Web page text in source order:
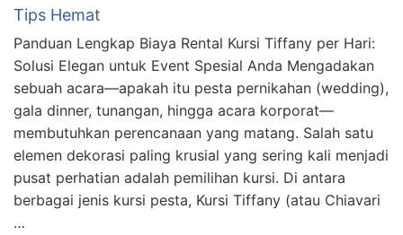
Tips Hemat
Panduan Lengkap Biaya Rental Kursi Tiffany per Hari:
Solusi Elegan untuk Event Spesial Anda Mengadakan
sebuah acara—apakah itu pesta pernikahan (wedding),
gala dinner, tunangan, hingga acara korporat—
membutuhkan perencanaan yang matang. Salah satu
elemen dekorasi paling krusial yang sering kali menjadi
pusat perhatian adalah pemilihan kursi. Di antara
berbagai jenis kursi pesta, Kursi Tiffany (atau Chiavari
…